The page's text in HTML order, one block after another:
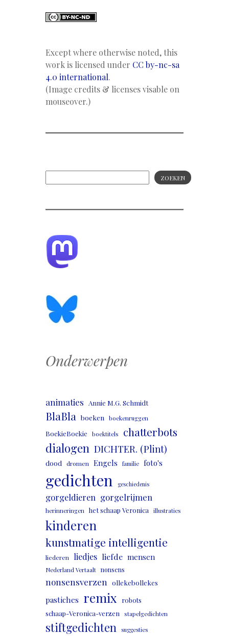
Except where otherwise noted, this
work is licensed under CC by-nc-sa
4.0 international.
(Image credits & licenses visable on
mouseover.)
ZOEKEN
Onderwerpen
animaties Annie M.G. Schmidt
BlaBla boeken boekenruggen
BoekieBoekie boektitels chatterbots
dialogen DICHTER. (Plint)
dood dromen Engels familie foto's
gedichten geschiedenis
gorgeldieren gorgelrijmen
herinneringen het schaap Veronica illustraties
kinderen
kunstmatige intelligentie
liederen liedjes liefde mensen
Nederland Vertaalt nonsens
nonsensverzen ollekebollekes
pastiches remix
robots
schaap-Veronica-verzen
stapelgedichten
stiftgedichten suggesties